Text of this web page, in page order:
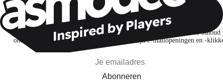
Wil je nog meer spelnieuws ontvangen?
Ik abonneer me om spellen, nieuwe releases en gepersonaliseerde inhoud
ontdekken op basis van mijn interesses en mijn e-mailopeningen en -
Abonneren